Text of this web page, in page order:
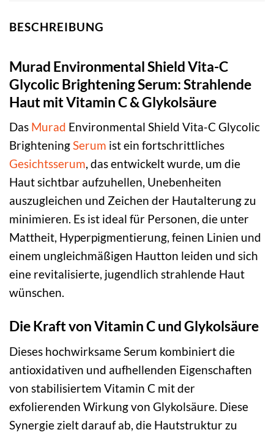
BESCHREIBUNG
Murad Environmental Shield Vita-C
Glycolic Brightening Serum: Strahlende
Haut mit Vitamin C & Glykolsäure
Das Murad Environmental Shield Vita-C Glycolic
BrighteningSerum ist ein fortschrittliches
Gesichtsserum, das entwickelt wurde, um die
Haut sichtbar aufzuhellen, Unebenheiten
auszugleichen und Zeichen der Hautalterung zu
minimieren. Es ist ideal für Personen, die unter
Mattheit, Hyperpigmentierung, feinen Linien und
einem ungleichmäßigen Hautton leiden und sich
eine revitalisierte, jugendlich strahlende Haut
wünschen.
Die Kraft von Vitamin C und Glykolsäure
Dieses hochwirksame Serum kombiniert die
antioxidativen und aufhellenden Eigenschaften
von stabilisiertem Vitamin C mit der
exfolierenden Wirkung von Glykolsäure. Diese
Synergie zielt darauf ab, die Hautstruktur zu